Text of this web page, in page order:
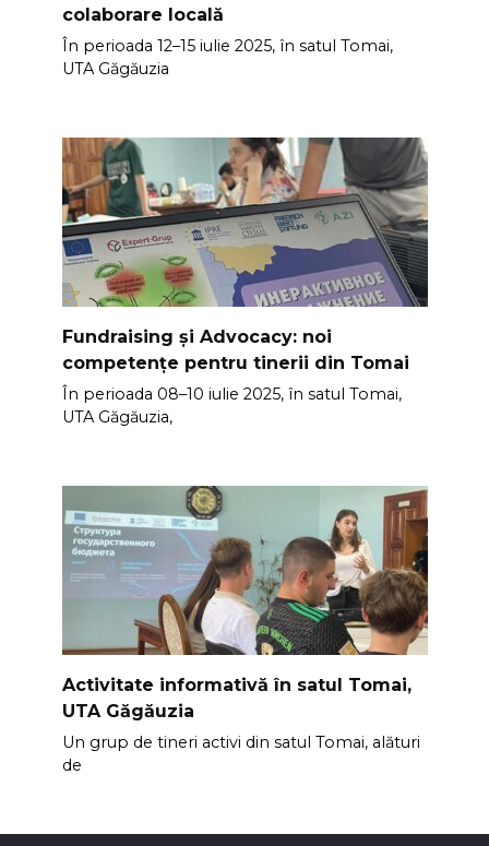
colaborare locală
În perioada 12–15 iulie 2025, în satul Tomai,
UTA Găgăuzia
Fundraising și Advocacy: noi
competențe pentru tinerii din Tomai
În perioada 08–10 iulie 2025, în satul Tomai,
UTA Găgăuzia,
Activitate informativă în satul Tomai,
UTA Găgăuzia
Un grup de tineri activi din satul Tomai, alături
de